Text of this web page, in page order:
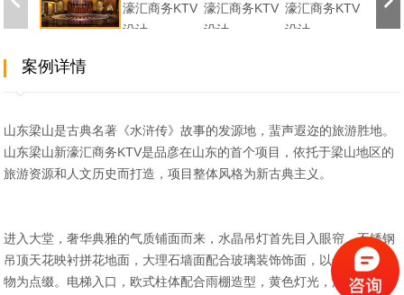
案例详情
山东梁山是古典名著《水浒传》故事的发源地，蜚声遐迩的旅游胜地。
山东梁山新濠汇商务KTV是品彦在山东的首个项目，依托于梁山地区的
旅游资源和人文历史而打造，项目整体风格为新古典主义。
进入大堂，奢华典雅的气质铺面而来，水晶吊灯首先目入眼帘，不锈钢
吊顶天花映衬拼花地面，大理石墙面配合玻璃装饰饰面，以金属装饰饰
物为点缀。电梯入口，欧式柱体配合雨棚造型，黄色灯光，温馨典雅。